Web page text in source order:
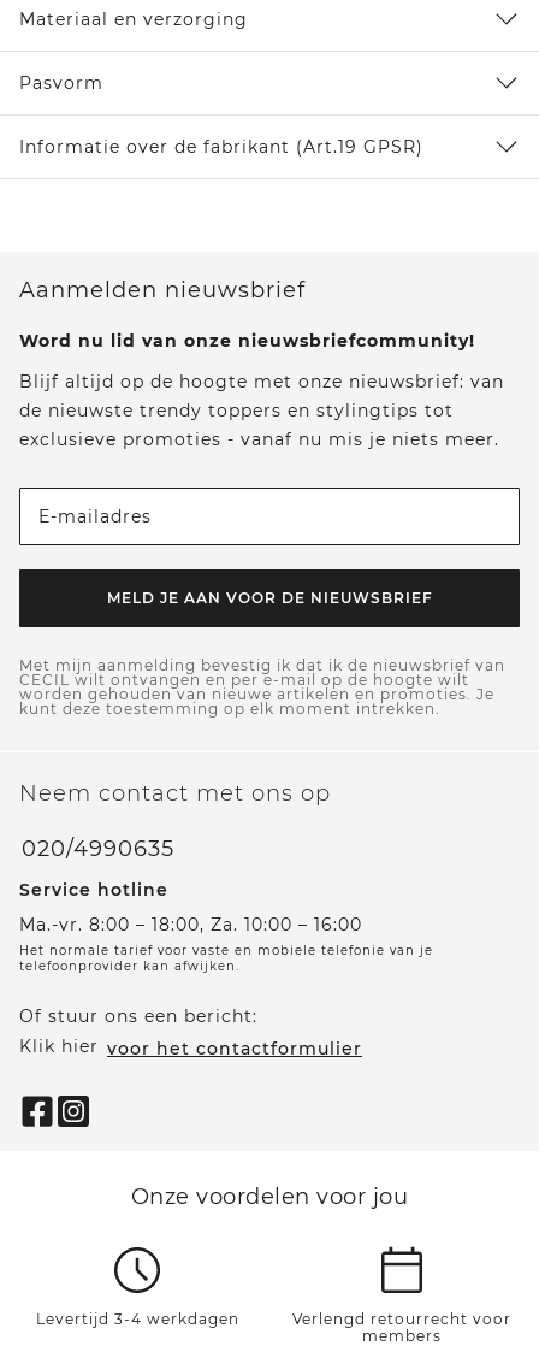
Materiaal en verzorging
Pasvorm
Informatie over de fabrikant (Art.19 GPSR)
Aanmelden nieuwsbrief
Word nu lid van onze nieuwsbriefcommunity!
Blijf altijd op de hoogte met onze nieuwsbrief: van
de nieuwste trendy toppers en stylingtips tot
exclusieve promoties - vanaf nu mis je niets meer.
E-mailadres
MELD JE AAN VOOR DE NIEUWSBRIEF
Met mijn aanmelding bevestig ik dat ik de nieuwsbrief van
CECIL wilt ontvangen en per e-mail op de hoogte wilt
worden gehouden van nieuwe artikelen en promoties. Je
kunt deze toestemming op elk moment intrekken.
Neem contact met ons op
020/4990635
Service hotline
Ma.-vr. 8:00 – 18:00, Za. 10:00 – 16:00
Het normale tarief voor vaste en mobiele telefonie van je
telefoonprovider kan afwijken.
Of stuur ons een bericht:
Klik hier voor het contactformulier
Onze voordelen voor jou
Levertijd 3-4 werkdagen
Verlengd retourrecht voor
members